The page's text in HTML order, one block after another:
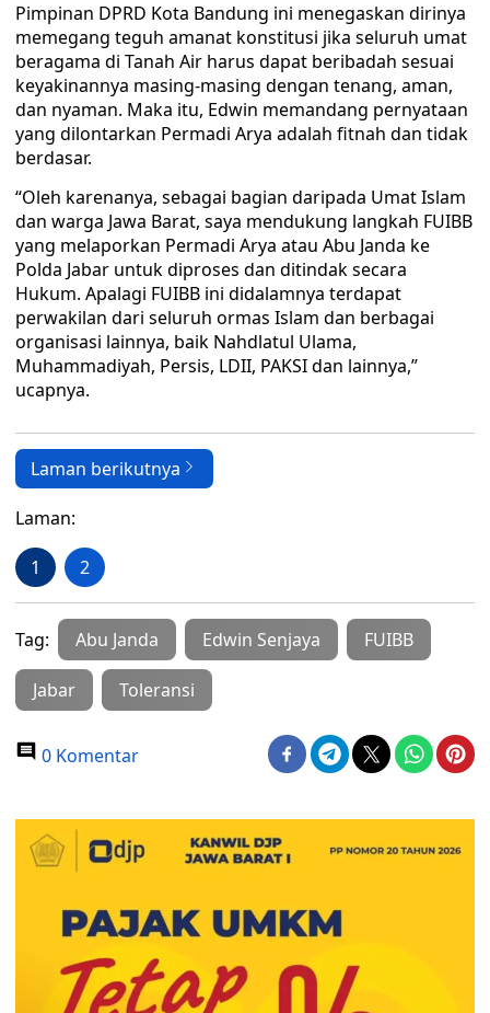
Pimpinan DPRD Kota Bandung ini menegaskan dirinya
memegang teguh amanat konstitusi jika seluruh umat
beragama di Tanah Air harus dapat beribadah sesuai
keyakinannya masing-masing dengan tenang, aman,
dan nyaman. Maka itu, Edwin memandang pernyataan
yang dilontarkan Permadi Arya adalah fitnah dan tidak
berdasar.
“Oleh karenanya, sebagai bagian daripada Umat Islam
dan warga Jawa Barat, saya mendukung langkah FUIBB
yang melaporkan Permadi Arya atau Abu Janda ke
Polda Jabar untuk diproses dan ditindak secara
Hukum. Apalagi FUIBB ini didalamnya terdapat
perwakilan dari seluruh ormas Islam dan berbagai
organisasi lainnya, baik Nahdlatul Ulama,
Muhammadiyah, Persis, LDII, PAKSI dan lainnya,”
ucapnya.
Laman berikutnya
Laman:
1 2
Tag: Abu Janda Edwin Senjaya FUIBB
Jabar Toleransi
0 Komentar